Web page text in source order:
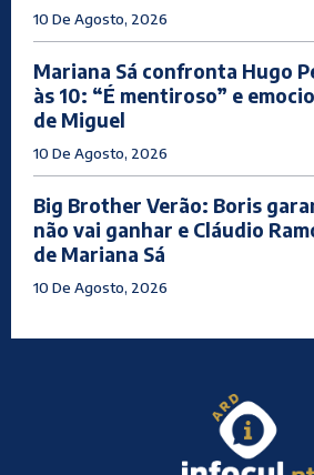
10 De Agosto, 2026
Mariana Sá confronta Hugo
às 10: “É mentiroso” e
de Miguel
10 De Agosto, 2026
Big Brother Verão: Boris
não vai ganhar e Cláudio
de Mariana Sá
10 De Agosto, 2026